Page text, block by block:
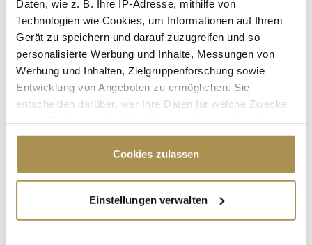
Daten, wie z. B. Ihre IP-Adresse, mithilfe von
Technologien wie Cookies, um Informationen auf Ihrem
Gerät zu speichern und darauf zuzugreifen und so
personalisierte Werbung und Inhalte, Messungen von
Werbung und Inhalten, Zielgruppenforschung sowie
Entwicklung von Angeboten zu ermöglichen. Sie
entscheiden darüber, wer Ihre Daten für welche Zwecke
Cookie-Erklärung oder durch Klicken auf das Privacy
Trigger Symbol ändern oder widerrufen
Informationen über Ihre geografische Lage
erfassen, welche bis auf einige Meter genau sein
Cookies zulassen
Einstellungen verwalten